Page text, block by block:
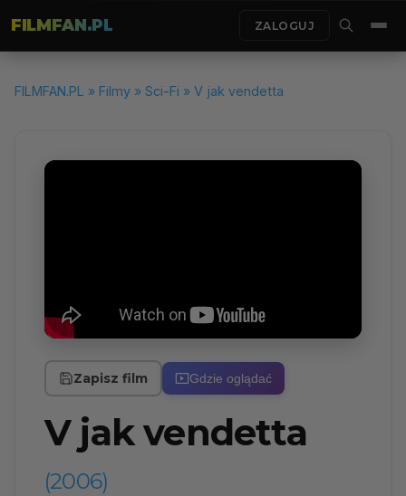
FILMFAN.PL ZALOGUJ
FILMFAN.PL » Filmy » Sci-Fi » V jak vendetta
Zapisz film Gdzie oglądać
V jak vendetta
(2006)